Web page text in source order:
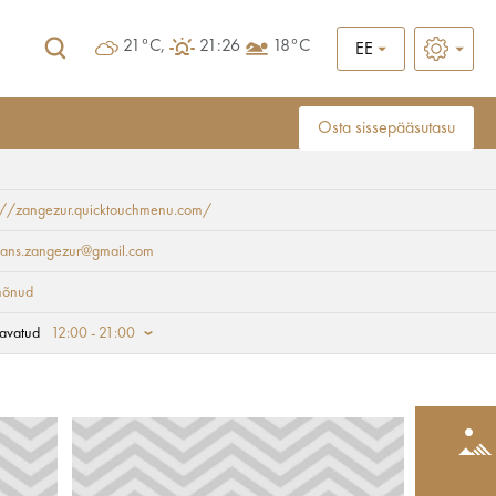
21°C, 21:26 18°C EE
Osta sissepääsutasu
zangezur.quicktouchmenu.com/
12:00 - 21:00